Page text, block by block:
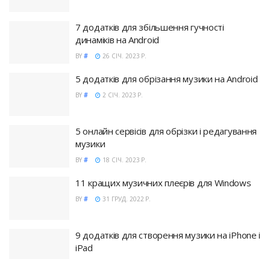
7 додатків для збільшення гучності
динаміків на Android
BY # 26 СІЧ. 2023 Р.
5 додатків для обрізання музики на Android
BY # 2 СІЧ. 2023 Р.
5 онлайн сервісів для обрізки і редагування
музики
BY # 18 СІЧ. 2023 Р.
11 кращих музичних плеєрів для Windows
BY # 31 ГРУД. 2022 Р.
9 додатків для створення музики на iPhone і
iPad